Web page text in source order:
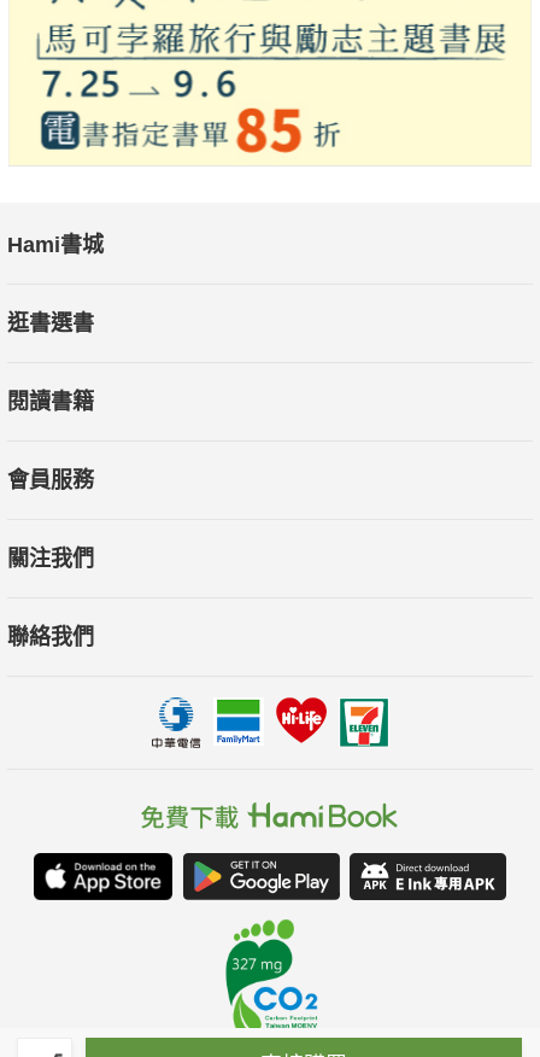
Hami書城
逛書選書
閱讀書籍
會員服務
關注我們
聯絡我們